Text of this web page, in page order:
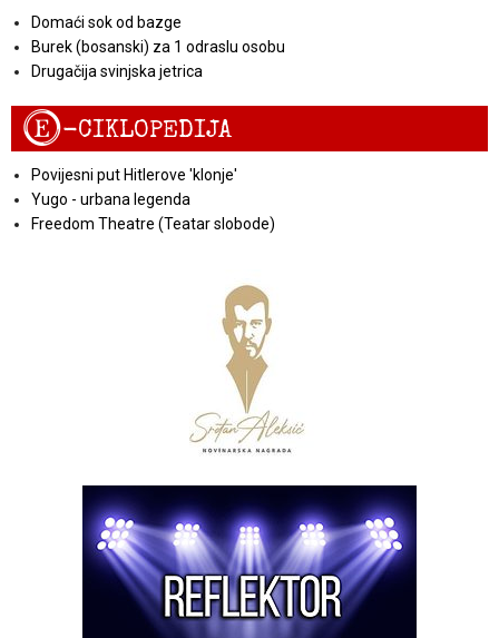
Domaći sok od bazge
Burek (bosanski) za 1 odraslu osobu
Drugačija svinjska jetrica
E-CIKLOPEDIJA
Povijesni put Hitlerove 'klonje'
Yugo - urbana legenda
Freedom Theatre (Teatar slobode)